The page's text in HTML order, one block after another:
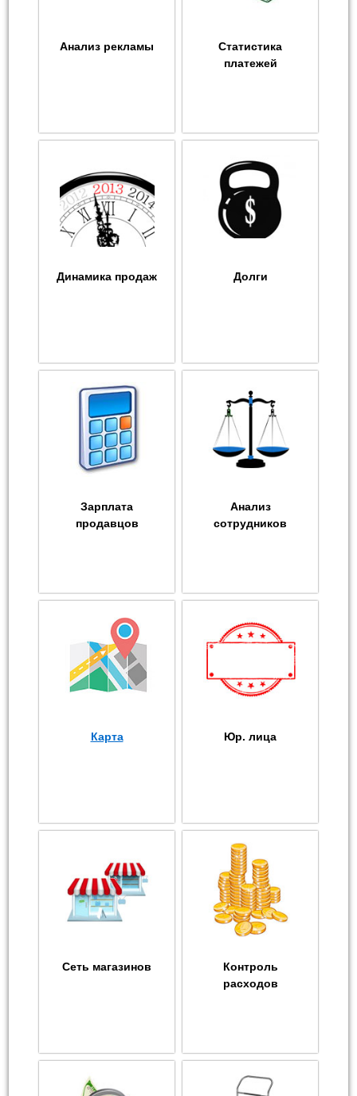
Анализ рекламы
Статистика
платежей
Динамика продаж Долги
Зарплата
продавцов
Анализ
сотрудников
Карта Юр. лица
Сеть магазинов
Контроль
расходов